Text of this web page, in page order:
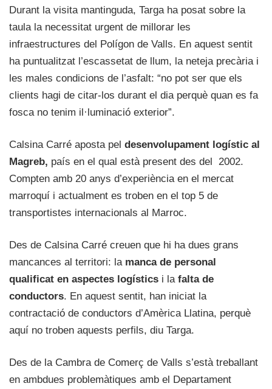
Durant la visita mantinguda, Targa ha posat sobre la
taula la necessitat urgent de millorar les
infraestructures del Polígon de Valls. En aquest sentit
ha puntualitzat l’escassetat de llum, la neteja precària i
les males condicions de l’asfalt: “no pot ser que els
clients hagi de citar-los durant el dia perquè quan es fa
fosca no tenim il·luminació exterior”.
Calsina Carré aposta pel desenvolupament logístic al
Magreb, país en el qual està present des del 2002.
Compten amb 20 anys d’experiència en el mercat
marroquí i actualment es troben en el top 5 de
transportistes internacionals al Marroc.
Des de Calsina Carré creuen que hi ha dues grans
mancances al territori: la manca de personal
qualificat en aspectes logístics i la falta de
conductors. En aquest sentit, han iniciat la
contractació de conductors d’Amèrica Llatina, perquè
aquí no troben aquests perfils, diu Targa.
Des de la Cambra de Comerç de Valls s’està treballant
en ambdues problemàtiques amb el Departament